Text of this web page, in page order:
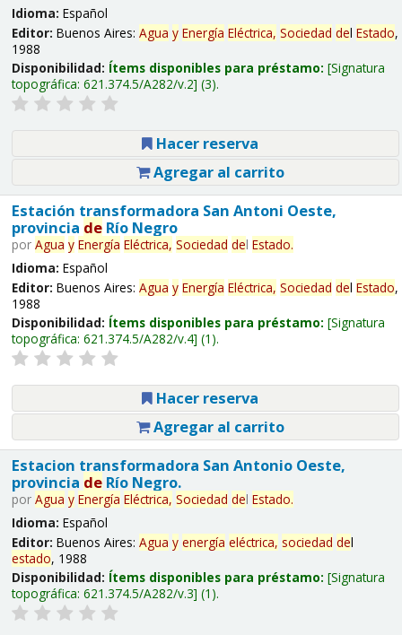
Idioma: Español
Editor: Buenos Aires: Agua y Energía Eléctrica, Sociedad del Estado,
1988
Disponibilidad: Ítems disponibles para préstamo: Signatura
topográfica: 621.374.5/A282/v.2 (3).
Hacer reserva
Agregar al carrito
Estación transformadora San Antoni Oeste,
provincia deRío Negro
por Agua y Energía Eléctrica, Sociedad del Estado.
Idioma: Español
Editor: Buenos Aires: Agua y Energía Eléctrica, Sociedad del Estado,
1988
Disponibilidad: Ítems disponibles para préstamo: Signatura
topográfica: 621.374.5/A282/v.4 (1).
Hacer reserva
Agregar al carrito
Estacion transformadora San Antonio Oeste,
provincia deRío Negro.
por Agua y Energía Eléctrica, Sociedad del Estado.
Idioma: Español
Editor: Buenos Aires: Agua y energía eléctrica, sociedad del
estado, 1988
Disponibilidad: Ítems disponibles para préstamo: Signatura
topográfica: 621.374.5/A282/v.3 (1).